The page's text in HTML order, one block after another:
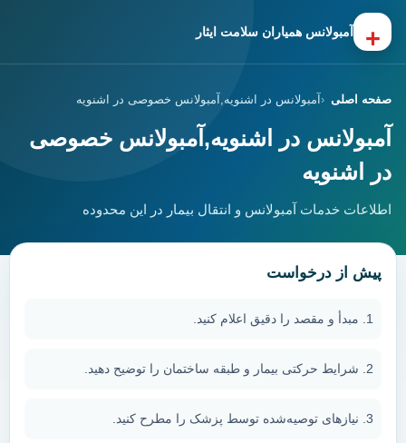
+ آمبولانس همیاران سلامت ایثار
صفحه اصلی آمبولانس در اشنویه,آمبولانس خصوصی در اشنویه
آمبولانس در اشنویه,آمبولانس خصوصی
در اشنویه
اطلاعات خدمات آمبولانس و انتقال بیمار در این محدوده
پیش از درخواست
مبدأ و مقصد را دقیق اعلام کنید.
شرایط حرکتی بیمار و طبقه ساختمان را توضیح دهید.
نیازهای توصیه‌شده توسط پزشک را مطرح کنید.